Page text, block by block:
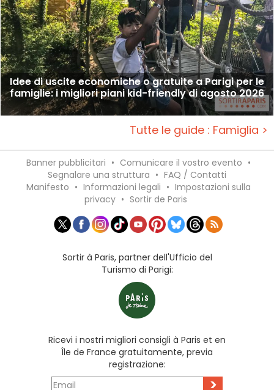
Idee di uscite economiche o gratuite a Parigi per le
famiglie: i migliori piani kid-friendly di agosto 2026
Tutte le guide : Famiglia >
Banner pubblicitari • Comunicare il vostro evento •
Segnalare una struttura • FAQ / Contatti
Manifesto • Informazioni legali • Impostazioni sulla
privacy • Sortir de Paris
Sortir à Paris, partner dell'Ufficio del
Turismo di Parigi:
Ricevi i nostri migliori consigli à Paris et en
Île de France gratuitamente, previa
registrazione:
>